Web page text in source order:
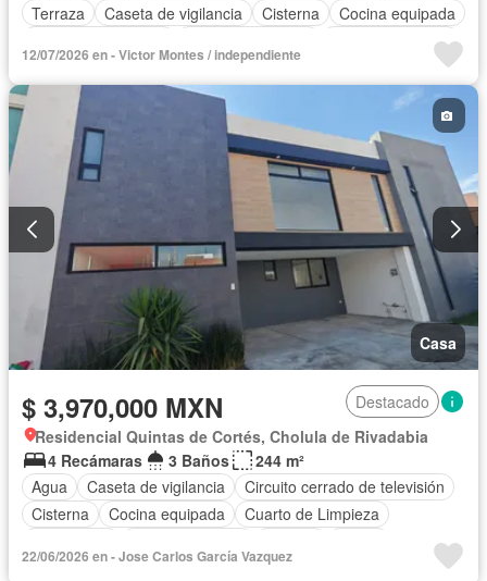
Terraza
Caseta de vigilancia Cisterna
Cocina equipada
Vista panorámica
Completamente amueblado
12/07/2026 en - Victor Montes / independiente
Casa
$ 3,970,000 MXN
Destacado
Residencial Quintas de Cortés, Cholula de Rivadabia
4 Recámaras
3 Baños
244 m²
Agua
Caseta de vigilancia
Circuito cerrado de televisión
Cisterna
Cocina equipada
Cuarto de Limpieza
Recámara con closet
Seguridad
Televisión por cable
22/06/2026 en - Jose Carlos García Vazquez